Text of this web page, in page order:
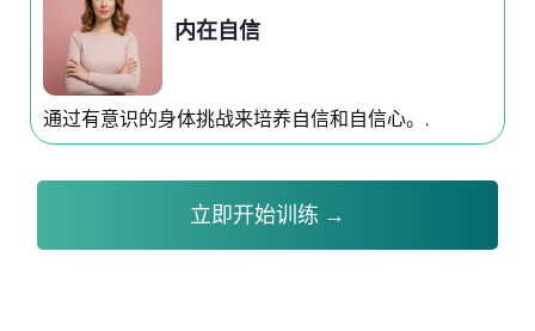
立即开始训练 →
内在自信
通过有意识的身体挑战来培养自信和自信心。.